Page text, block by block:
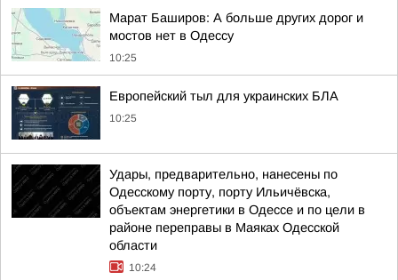
Марат Баширов: А больше других дорог и
мостов нет в Одессу
10:25
Европейский тыл для украинских БЛА
10:25
Удары, предварительно, нанесены по
Одесскому порту, порту Ильичёвска,
объектам энергетики в Одессе и по цели в
районе переправы в Маяках Одесской
области
10:24